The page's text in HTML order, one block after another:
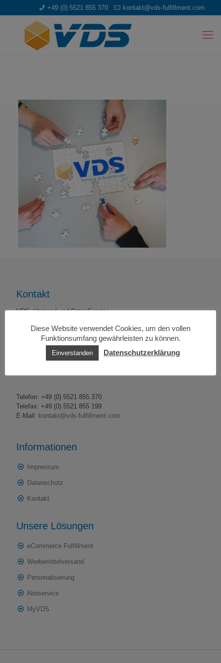
+49 (0) 5521 855 370 kontakt@vds-fulfillment.com
Kontakt
VDS- Versand und DatenService
An der Alten Mühle 7
37412 Herzberg am Harz
Telefon: +49 (0) 5521 855 370
Telefax: +49 (0) 5521 855 199
E-Mail: kontakt@vds-fulfillment.com
Informationen
Impressum
Datenschutz
Kontakt
Unsere Lösungen
eCommerce Fulfillment
Werbemittelversand
Personalisierung
Aboservice
MyVDS
Diese Website verwendet Cookies, um den vollen
Funktionsumfang gewährleisten zu können.
Einverstanden Datenschutzerklärung